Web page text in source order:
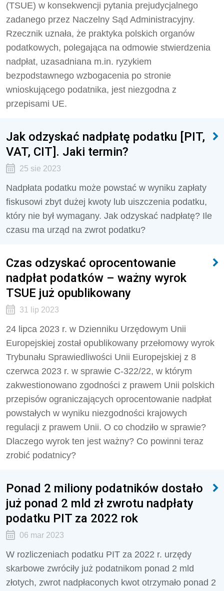
(TSUE) w konsekwencji pytania prejudycjalnego
zadanego przez Naczelny Sąd Administracyjny.
Rzecznik uznała, że praktyka polskich organów
podatkowych, polegająca na odmowie stwierdzenia
nadpłat, uzasadniana m.in. ryzykiem
bezpodstawnego wzbogacenia po stronie
wnioskującego podatnika, jest niezgodna z
przepisami UE.
Jak odzyskać nadpłatę podatku [PIT,
VAT, CIT]. Jaki termin?
25 sie 2023
Nadpłata podatku może powstać w wyniku zapłaty
fiskusowi zbyt dużej kwoty lub uiszczenia podatku,
który nie był wymagany. Jak odzyskać nadpłatę? Ile
czasu ma urząd na zwrot podatku?
Czas odzyskać oprocentowanie
nadpłat podatków – ważny wyrok
TSUE już opublikowany
31 lip 2023
24 lipca 2023 r. w Dzienniku Urzędowym Unii
Europejskiej został opublikowany przełomowy wyrok
Trybunału Sprawiedliwości Unii Europejskiej z 8
czerwca 2023 r. w sprawie C-322/22, w którym
zakwestionowano zgodności z prawem Unii polskich
przepisów ograniczających oprocentowanie nadpłat
powstałych w wyniku niezgodności krajowych
regulacji z prawem Unii. O co chodziło w sprawie?
Dlaczego wyrok ten jest ważny? Co powinni teraz
zrobić podatnicy?
Ponad 2 miliony podatników dostało
już ponad 2 mld zł zwrotu nadpłaty
podatku PIT za 2022 rok
06 mar 2023
W rozliczeniach podatku PIT za 2022 r. urzędy
skarbowe zwróciły już podatnikom ponad 2 mld
złotych, zwrot nadpłaconych kwot otrzymało ponad 2